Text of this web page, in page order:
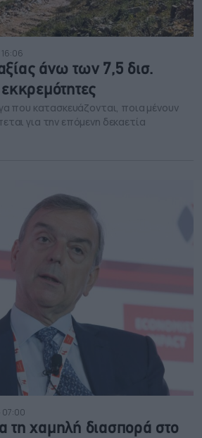
άνω των 7,5 δισ.
εκκρεμότητες
που κατασκευάζονται, ποια μένουν
για την επόμενη δεκαετία
07:00
τη χαμηλή διασπορά στο